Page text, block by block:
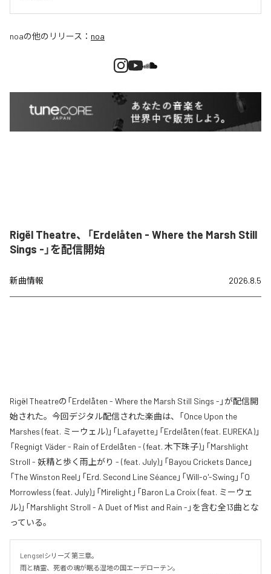
noaの他のリリース： noa
Rigël Theatre、「Erdelåten - Where the Marsh Still
Sings -」を配信開始
新曲情報 2026.8.5
Rigël Theatreの「Erdelåten - Where the Marsh Still Sings -」が配信開
始された。今回デジタル配信された楽曲は、「Once Upon the
Marshes (feat. ミーウェル)」「Lafayette」「Erdelåten (feat. EUREKA)」
「Regnigt Väder - Rain of Erdelåten - (feat. 木下珠子)」「Marshlight
Stroll - 妖精と歩く雨上がり - (feat. July)」「Bayou Crickets Dance」
「The Winston Reel」「Erd. Second Line Séance」「Will-o'-Swing」「O
Morrowless (feat. July)」「Mirelight」「Baron La Croix (feat. ミーウェ
ル)」「Marshlight Stroll - A Duet of Mist and Rain -」を含む全13曲とな
っている。
Lengselシリーズ 第三章。
雨と精霊、死者の魂が眠る湿地の国エーデローテン。